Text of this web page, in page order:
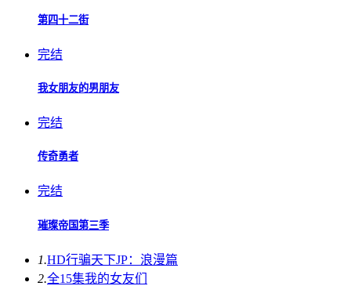
第四十二街
完结
我女朋友的男朋友
完结
传奇勇者
完结
璀璨帝国第三季
1.HD行骗天下JP：浪漫篇
2.全15集我的女友们